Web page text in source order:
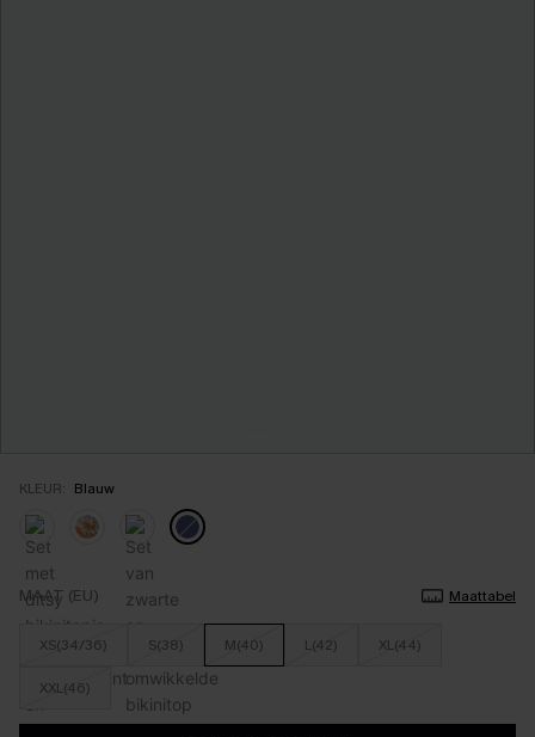
KLEUR: Blauw
MAAT (EU) Maattabel
XS(34/36) S(38) M(40) L(42) XL(44)
XXL(46)